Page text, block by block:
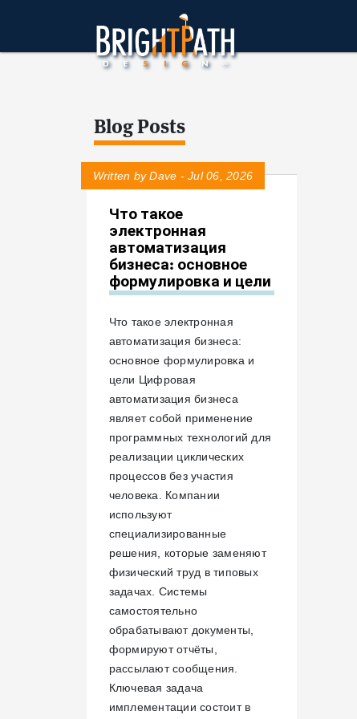
Blog Posts
Written by Dave - Jul 06, 2026
Что такое
электронная
автоматизация
бизнеса: основное
формулировка и цели
Что такое электронная
автоматизация бизнеса:
основное формулировка и
цели Цифровая
автоматизация бизнеса
являет собой применение
программных технологий для
реализации циклических
процессов без участия
человека. Компании
используют
специализированные
решения, которые заменяют
физический труд в типовых
задачах. Системы
самостоятельно
обрабатывают документы,
формируют отчёты,
рассылают сообщения.
Ключевая задача
имплементации состоит в